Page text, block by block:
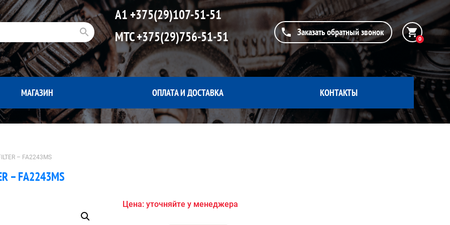
А1+375(29)107-51-51
МТС+375(29)756-51-51 Заказать обратный звонок
0
МАГАЗИН ОПЛАТА И ДОСТАВКА КОНТАКТЫ
– FA2243MS
– FA2243MS
Цена: уточняйте у менеджера